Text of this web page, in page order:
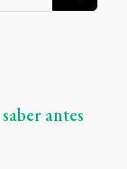
antes